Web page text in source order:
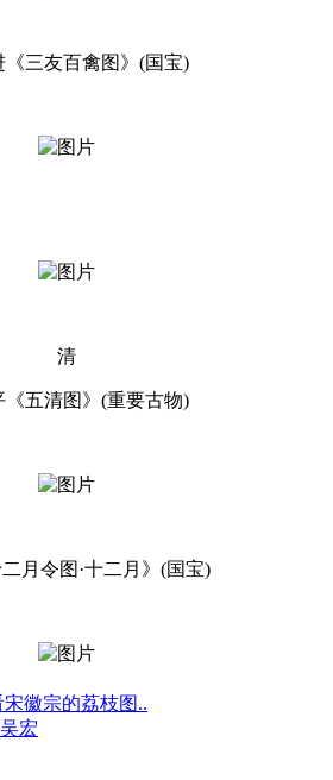
《三友百禽图》(国宝)
清
《五清图》(重要古物)
月令图·十二月》(国宝)
徽宗的荔枝图..
宏